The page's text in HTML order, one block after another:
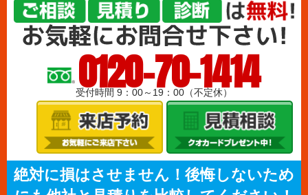
0120-70-1414
受付時間 9：00～19：00（不定休）
絶対に損はさせません！後悔しないため